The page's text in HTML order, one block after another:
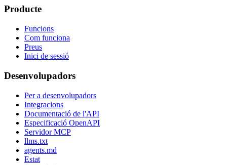
Producte
Funcions
Com funciona
Preus
Inici de sessió
Desenvolupadors
Per a desenvolupadors
Integracions
Documentació de l'API
Especificació OpenAPI
Servidor MCP
llms.txt
agents.md
Estat